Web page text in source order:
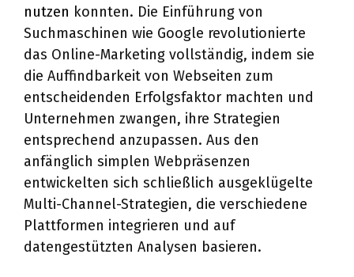
nutzen konnten. Die Einführung von
Suchmaschinen wie Google revolutionierte
das Online-Marketing vollständig, indem sie
die Auffindbarkeit von Webseiten zum
entscheidenden Erfolgsfaktor machten und
Unternehmen zwangen, ihre Strategien
entsprechend anzupassen. Aus den
anfänglich simplen Webpräsenzen
entwickelten sich schließlich ausgeklügelte
Multi-Channel-Strategien, die verschiedene
Plattformen integrieren und auf
datengestützten Analysen basieren.